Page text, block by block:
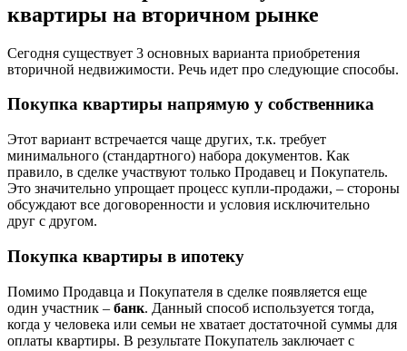
квартиры на вторичном рынке
Сегодня существует 3 основных варианта приобретения
вторичной недвижимости. Речь идет про следующие способы.
Покупка квартиры напрямую у собственника
Этот вариант встречается чаще других, т.к. требует
минимального (стандартного) набора документов. Как
правило, в сделке участвуют только Продавец и Покупатель.
Это значительно упрощает процесс купли-продажи, – стороны
обсуждают все договоренности и условия исключительно
друг с другом.
Покупка квартиры в ипотеку
Помимо Продавца и Покупателя в сделке появляется еще
один участник – банк. Данный способ используется тогда,
когда у человека или семьи не хватает достаточной суммы для
оплаты квартиры. В результате Покупатель заключает с